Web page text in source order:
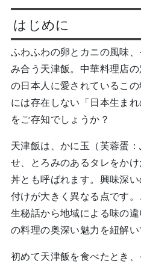
はじめに
ふわふわの卵とカニの風味
み合う天津飯。中華料理店
の日本人に愛されているこ
には存在しない「日本生ま
をご存知でしょうか？
天津飯は、かに玉（芙蓉蛋
せ、とろみのあるタレをか
丼とも呼ばれます。興味深
付けが大きく異なる点です
生秘話から地域による味の
の料理の奥深い魅力を紐解い
初めて天津飯を食べたとき